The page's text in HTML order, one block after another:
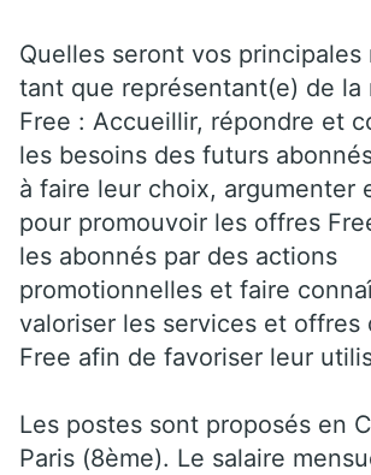
Quelles seront vos principales
tant que représentant(e) de la
Free : Accueillir, répondre et
les besoins des futurs
à faire leur choix, argumenter
pour promouvoir les offres
les abonnés par des actions
promotionnelles et faire
valoriser les services et offres
Free afin de favoriser leur
Les postes sont proposés en
Paris (8ème). Le salaire